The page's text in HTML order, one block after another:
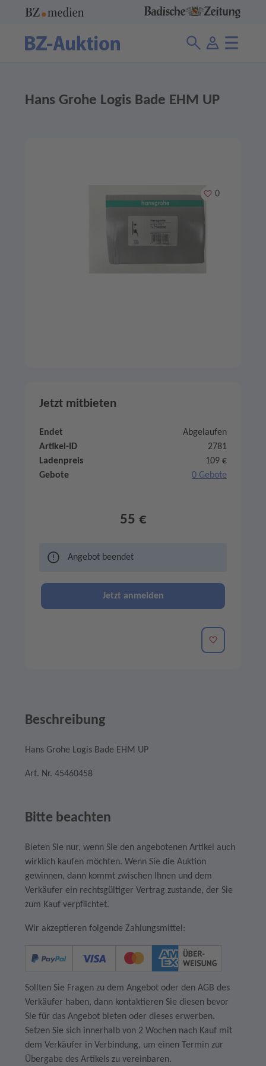
Hans Grohe Logis Bade EHM UP
Merken
0
Jetzt mitbieten
Endet
Abgelaufen
Artikel-ID
2781
Ladenpreis
109 €
Gebote
0 Gebote
55 €
Angebot beendet
Jetzt anmelden
Merken
Beschreibung
Hans Grohe Logis Bade EHM UP
Art. Nr. 45460458
Bitte beachten
Bieten Sie nur, wenn Sie den angebotenen Artikel auch
wirklich kaufen möchten. Wenn Sie die Auktion
gewinnen, dann kommt zwischen Ihnen und dem
Verkäufer ein rechtsgültiger Vertrag zustande, der Sie
zum Kauf verpflichtet.
Wir akzeptieren folgende Zahlungsmittel:
Sollten Sie Fragen zu dem Angebot oder den AGB des
Verkäufer haben, dann kontaktieren Sie diesen bevor
Sie für das Angebot bieten oder dieses erwerben.
Setzen Sie sich innerhalb von 2 Wochen nach Kauf mit
dem Verkäufer in Verbindung, um einen Termin zur
Übergabe des Artikels zu vereinbaren.